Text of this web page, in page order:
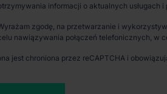
informacji o aktualnych usługach i
zgodę, na przetwarzanie i
nawiązywania połączeń telefonicznych, w
jest chroniona przez reCAPTCHA i